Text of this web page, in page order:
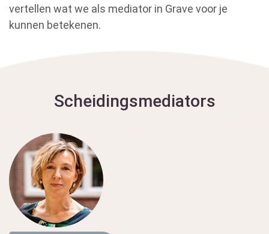
vertellen wat we als mediator in Grave voor je
kunnen betekenen.
Scheidingsmediators